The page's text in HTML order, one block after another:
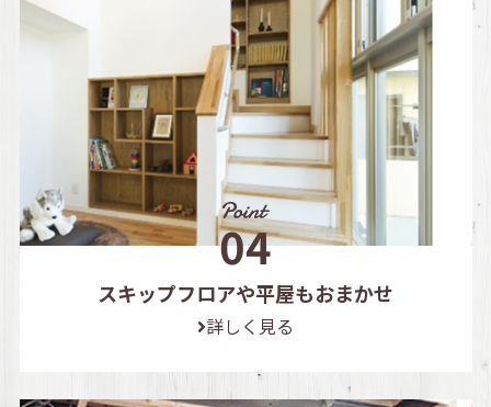
スキップフロアや平屋もおまかせ
詳しく見る